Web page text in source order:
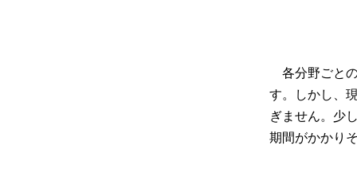
各分野ごと
す。しかし、
ぎません。少
期間がかかり